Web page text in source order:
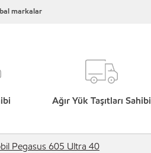
markalar
Ağır Yük Taşıtları Sahibi
Pegasus 605 Ultra 40